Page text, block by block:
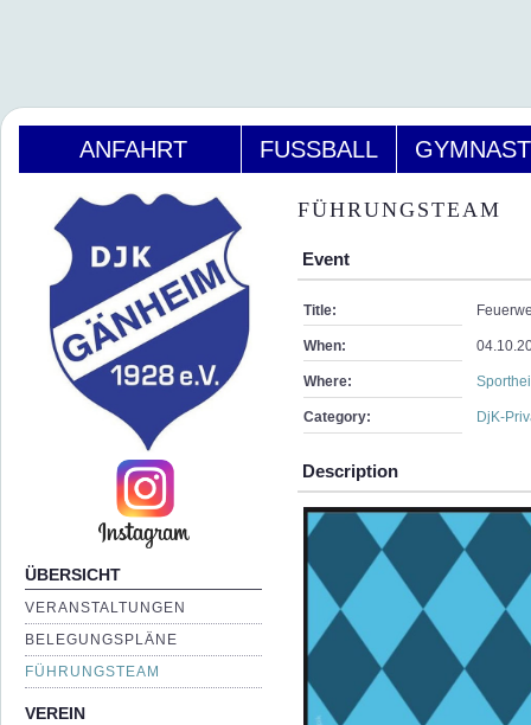
ANFAHRT FUSSBALL
ÜBERSICHT
VERANSTALTUNGEN
BELEGUNGSPLÄNE
FÜHRUNGSTEAM
VEREIN
FÜHRUNGSTEAM
Event
Title:
When:
Where:
Category: DjK-
Description